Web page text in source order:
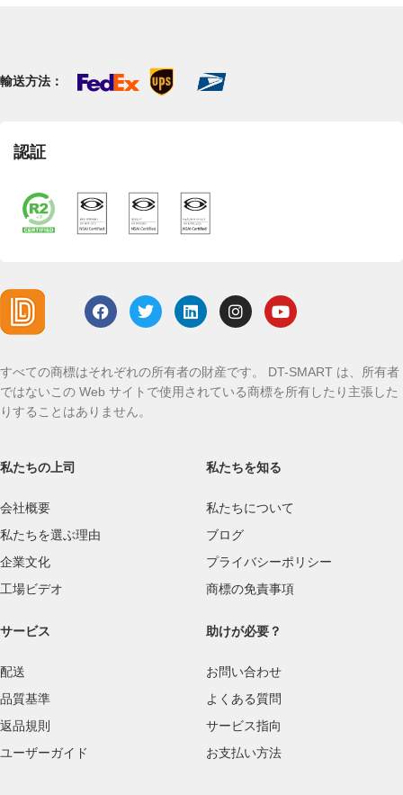
輸送方法：
認証
すべての商標はそれぞれの所有者の財産です。 DT-SMART は、所有者
ではないこの Web サイトで使用されている商標を所有したり主張した
りすることはありません。
私たちの上司
会社概要
私たちを選ぶ理由
企業文化
工場ビデオ
私たちを知る
私たちについて
ブログ
プライバシーポリシー
商標の免責事項
サービス
配送
品質基準
返品規則
ユーザーガイド
助けが必要？
お問い合わせ
よくある質問
サービス指向
お支払い方法